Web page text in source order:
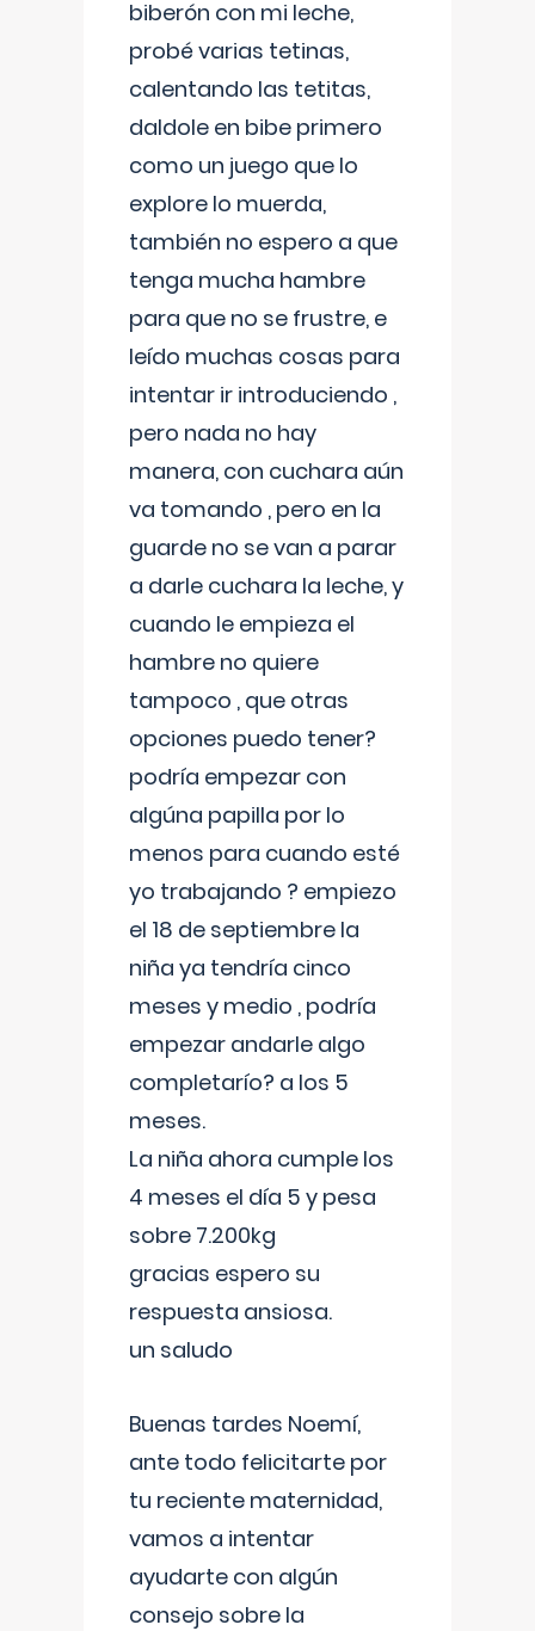
biberón con mi leche,
probé varias tetinas,
calentando las tetitas,
daldole en bibe primero
como un juego que lo
explore lo muerda,
también no espero a que
tenga mucha hambre
para que no se frustre, e
leído muchas cosas para
intentar ir introduciendo ,
pero nada no hay
manera, con cuchara aún
va tomando , pero en la
guarde no se van a parar
a darle cuchara la leche, y
cuando le empieza el
hambre no quiere
tampoco , que otras
opciones puedo tener?
podría empezar con
algúna papilla por lo
menos para cuando esté
yo trabajando ? empiezo
el 18 de septiembre la
niña ya tendría cinco
meses y medio , podría
empezar andarle algo
completarío? a los 5
meses.
La niña ahora cumple los
4 meses el día 5 y pesa
sobre 7.200kg
gracias espero su
respuesta ansiosa.
un saludo
Buenas tardes Noemí,
ante todo felicitarte por
tu reciente maternidad,
vamos a intentar
ayudarte con algún
consejo sobre la